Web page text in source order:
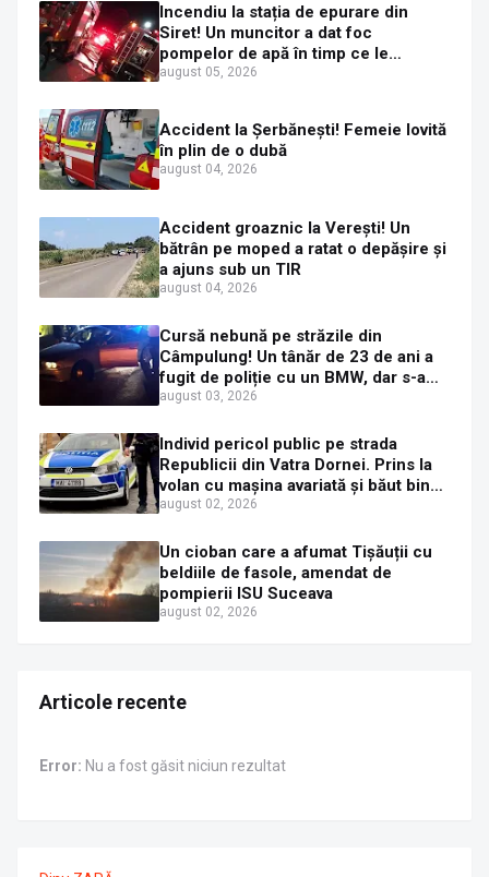
Incendiu la stația de epurare din
Siret! Un muncitor a dat foc
pompelor de apă în timp ce le
alimenta cu combustibil
august 05, 2026
Accident la Șerbănești! Femeie lovită
în plin de o dubă
august 04, 2026
Accident groaznic la Verești! Un
bătrân pe moped a ratat o depășire și
a ajuns sub un TIR
august 04, 2026
Cursă nebună pe străzile din
Câmpulung! Un tânăr de 23 de ani a
fugit de poliție cu un BMW, dar s-a
oprit într-un gard de pe strada
august 03, 2026
Individ pericol public pe strada
Republicii din Vatra Dornei. Prins la
volan cu mașina avariată și băut bine,
în plină zi
august 02, 2026
Un cioban care a afumat Tișăuții cu
beldiile de fasole, amendat de
pompierii ISU Suceava
august 02, 2026
Articole recente
Error: Nu a fost găsit niciun rezultat